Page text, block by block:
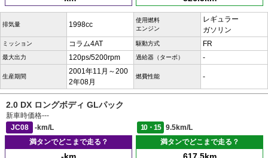
排気量 1998cc
使用燃料
エンジン
レギュラー
ガソリン
ミッション コラム4AT 駆動方式 FR
最大出力 120ps/5200rpm 過給器（ターボ） -
生産期間
2001年11月～200
2年08月
燃費性能 -
2.0 DX ロングボディ GLパック
新車時価格---
JC08
-km/L 10・15
9.5km/L
満タンでどこまで走る？
満タンでどこまで走る？